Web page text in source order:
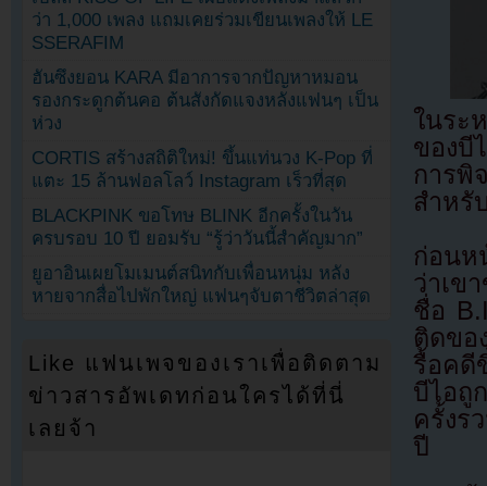
ในระ
ของบี
การพิ
สำหรั
ก่อนห
ว่าเข
ชื่อ
ติดขอ
รื้อคดี
บีไอถู
ครั้งร
ปี
ว่า 1,000 เพลง แถมเคยร่วมเขียนเพลงให้ LE
SSERAFIM
ฮันซึงยอน KARA มีอาการจากปัญหาหมอน
รองกระดูกต้นคอ ต้นสังกัดแจงหลังแฟนๆ เป็น
ห่วง
CORTIS สร้างสถิติใหม่! ขึ้นแท่นวง K-Pop ที่
แตะ 15 ล้านฟอลโลว์ Instagram เร็วที่สุด
BLACKPINK ขอโทษ BLINK อีกครั้งในวัน
ครบรอบ 10 ปี ยอมรับ “รู้ว่าวันนี้สำคัญมาก”
ยูอาอินเผยโมเมนต์สนิทกับเพื่อนหนุ่ม หลัง
หายจากสื่อไปพักใหญ่ แฟนๆจับตาชีวิตล่าสุด
Like แฟนเพจของเราเพื่อติดตาม
ข่าวสารอัพเดทก่อนใครได้ที่นี่
เลยจ้า